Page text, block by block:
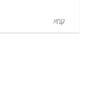
קרא עוד